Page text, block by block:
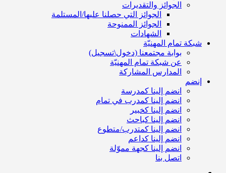
الجوائز والتقديرات
الجوائز التي حصلنا عليها/المستلمة
الجوائز الممنوحة
الشهادات
شبكة تمام المهنيّة
بوابة مجتمعنا (دخول\تسجيل)
عن شبكة تمام المهنيّة
المدارس المشاركة
إنضم
انضم إلينا كمدرسة
انضم إلينا كمدرب في تمام
انضم إلينا كخبير
انضم إلينا كباحث
انضم إلينا كمتدرب/متطوع
انضم إلينا كداعم
انضم إلينا كجهة مموّلة
اتصل بنا